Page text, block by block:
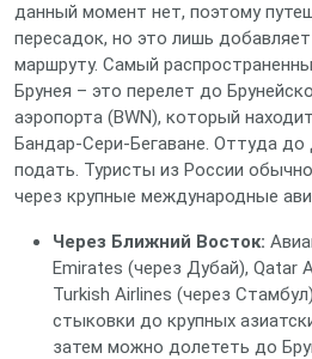
данный момент нет, поэтому
пересадок, но это лишь
маршруту. Самый
Брунея – это перелет до
аэропорта (BWN), который
Бандар-Сери-Бегаване. Оттуда до
подать. Туристы из России
через крупные международные
Через Ближний Восток:
Emirates (через Дубай), Qatar
Turkish Airlines (через
стыковки до крупных
затем можно долететь до